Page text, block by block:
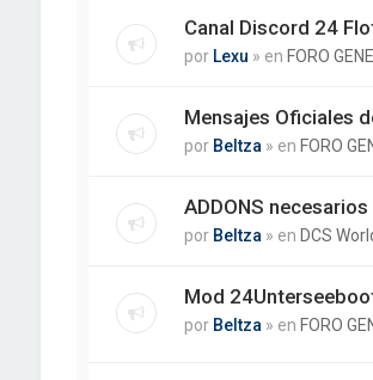
Canal Discord 24
por Lexu » en FORO
Mensajes Oficiales
por Beltza » en FORO
ADDONS
por Beltza » en DCS
Mod
por Beltza » en FORO